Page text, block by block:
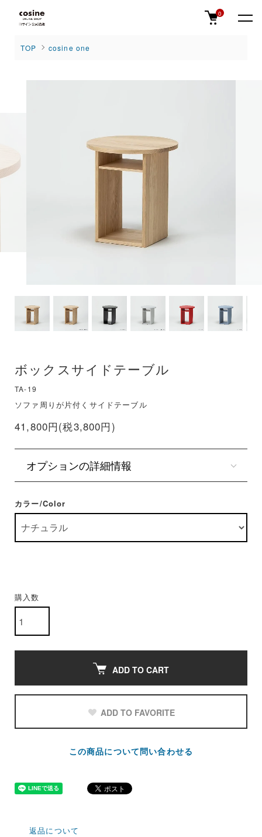
0
TOP cosine one
ボックスサイドテーブル
TA-19
ソファ周りが片付くサイドテーブル
41,800円(税3,800円)
オプションの詳細情報
カラー/Color
購入数
ADD TO CART
ADD TO FAVORITE
この商品について問い合わせる
返品について